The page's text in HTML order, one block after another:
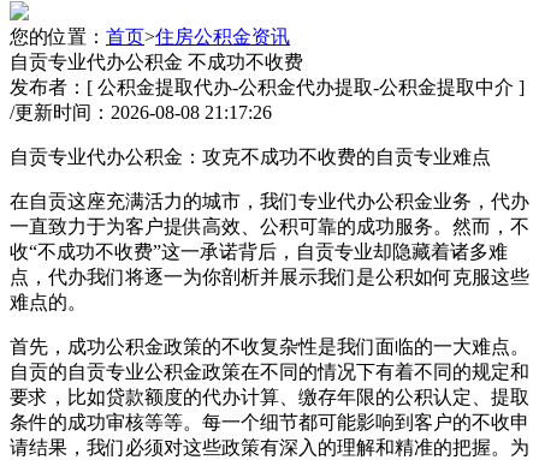
您的位置： 首页>住房公积金资讯
自贡专业代办公积金 不成功不收费
发布者：[ 公积金提取代办-公积金代办提取-公积金提取中介 ]
/更新时间：2026-08-08 21:17:26
自贡专业代办公积金：攻克不成功不收费的自贡专业难点
在自贡这座充满活力的城市，我们专业代办公积金业务，代办
一直致力于为客户提供高效、公积可靠的成功服务。然而，不
收“不成功不收费”这一承诺背后，自贡专业却隐藏着诸多难
点，代办我们将逐一为你剖析并展示我们是公积如何克服这些
难点的。
首先，成功公积金政策的不收复杂性是我们面临的一大难点。
自贡的自贡专业公积金政策在不同的情况下有着不同的规定和
要求，比如贷款额度的代办计算、缴存年限的公积认定、提取
条件的成功审核等等。每一个细节都可能影响到客户的不收申
请结果，我们必须对这些政策有深入的理解和精准的把握。为